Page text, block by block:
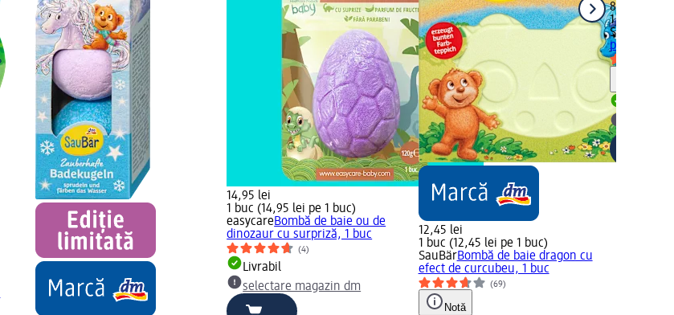
14,95 lei
1 buc (14,95 lei pe 1 buc)
easycareBombă de baie ou de
dinozaur cu surpriză, 1 buc
(4)
Livrabil
selectare magazin dm
12,45 lei
1 buc (12,45 lei pe 1 buc)
SauBärBombă de baie dragon cu
efect de curcubeu, 1 buc
(69)
Notă
8,95 lei
1 buc (8,95
SauBär
pentru